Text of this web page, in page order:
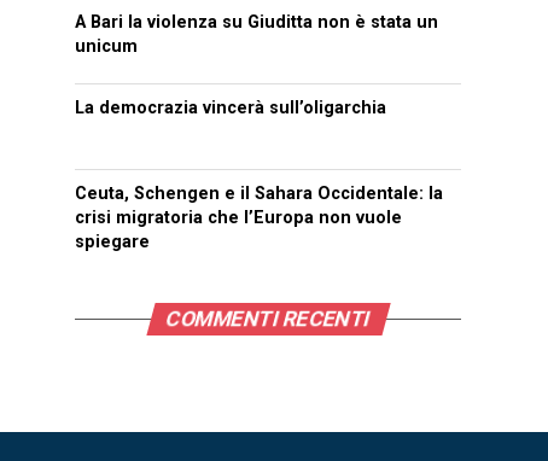
A Bari la violenza su Giuditta non è stata un
unicum
La democrazia vincerà sull’oligarchia
Ceuta, Schengen e il Sahara Occidentale: la
crisi migratoria che l’Europa non vuole
spiegare
COMMENTI RECENTI